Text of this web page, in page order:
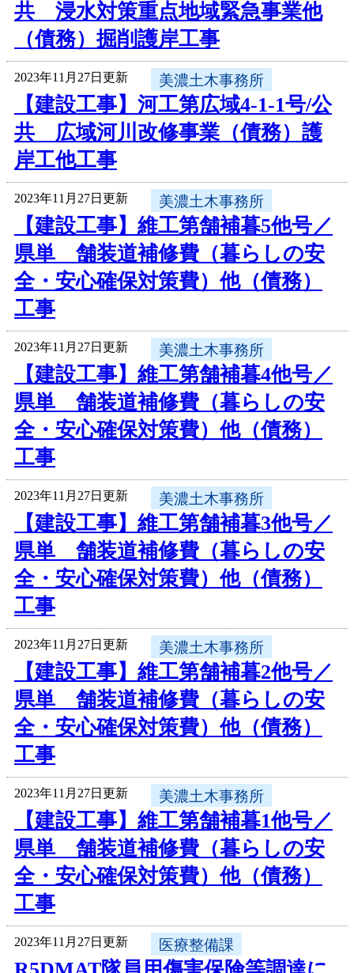
共 浸水対策重点地域緊急事業他
（債務）掘削護岸工事
2023年11月27日更新 美濃土木事務所
【建設工事】河工第広域4-1-1号/公
共 広域河川改修事業（債務）護
岸工他工事
2023年11月27日更新 美濃土木事務所
【建設工事】維工第舗補暮5他号／
県単 舗装道補修費（暮らしの安
全・安心確保対策費）他（債務）
工事
2023年11月27日更新 美濃土木事務所
【建設工事】維工第舗補暮4他号／
県単 舗装道補修費（暮らしの安
全・安心確保対策費）他（債務）
工事
2023年11月27日更新 美濃土木事務所
【建設工事】維工第舗補暮3他号／
県単 舗装道補修費（暮らしの安
全・安心確保対策費）他（債務）
工事
2023年11月27日更新 美濃土木事務所
【建設工事】維工第舗補暮2他号／
県単 舗装道補修費（暮らしの安
全・安心確保対策費）他（債務）
工事
2023年11月27日更新 美濃土木事務所
【建設工事】維工第舗補暮1他号／
県単 舗装道補修費（暮らしの安
全・安心確保対策費）他（債務）
工事
2023年11月27日更新 医療整備課